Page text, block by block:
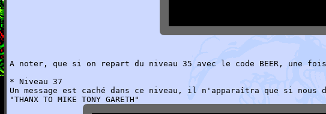
A noter, que si on repart du niveau 35 avec le code BEER,
* Niveau 37
Un message est caché dans ce niveau, il n'apparaîtra que si nous
"THANX TO MIKE TONY GARETH"